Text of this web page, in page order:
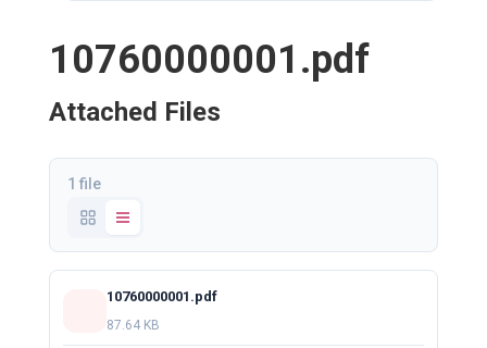
10760000001.pdf
Attached Files
1 file
10760000001.pdf
87.64 KB